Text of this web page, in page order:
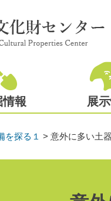
情報 展
を探る１ > 意外に多い土